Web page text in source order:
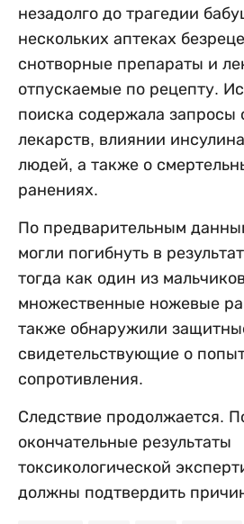
незадолго до трагедии
нескольких аптеках
снотворные препараты и
отпускаемые по рецепту.
поиска содержала запросы
лекарств, влиянии
людей, а также о
ранениях.
По предварительным
могли погибнуть в
тогда как один из
множественные ножевые
также обнаружили
свидетельствующие о
сопротивления.
Следствие продолжается.
окончательные результаты
токсикологической
должны подтвердить